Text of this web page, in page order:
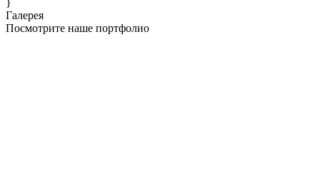
Галерея
Посмотрите наше портфолио